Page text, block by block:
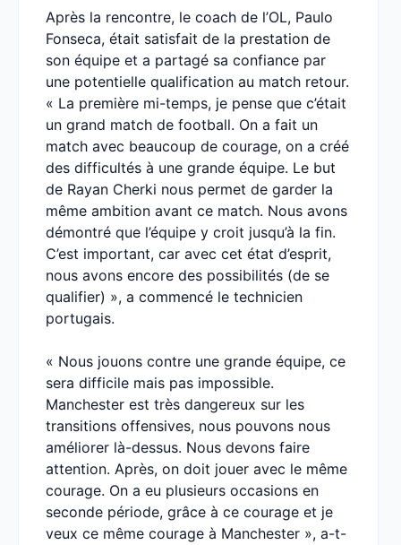
Après la rencontre, le coach de l’OL, Paulo
Fonseca, était satisfait de la prestation de
son équipe et a partagé sa confiance par
une potentielle qualification au match retour.
« La première mi-temps, je pense que c’était
un grand match de football. On a fait un
match avec beaucoup de courage, on a créé
des difficultés à une grande équipe. Le but
de Rayan Cherki nous permet de garder la
même ambition avant ce match. Nous avons
démontré que l’équipe y croit jusqu’à la fin.
C’est important, car avec cet état d’esprit,
nous avons encore des possibilités (de se
qualifier) », a commencé le technicien
portugais.
« Nous jouons contre une grande équipe, ce
sera difficile mais pas impossible.
Manchester est très dangereux sur les
transitions offensives, nous pouvons nous
améliorer là-dessus. Nous devons faire
attention. Après, on doit jouer avec le même
courage. On a eu plusieurs occasions en
seconde période, grâce à ce courage et je
veux ce même courage à Manchester », a-t-